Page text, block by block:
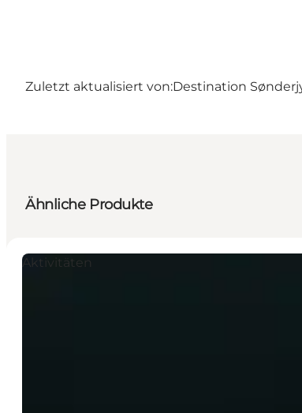
Zuletzt aktualisiert von:Destination
Ähnliche Produkte
Aktivitäten